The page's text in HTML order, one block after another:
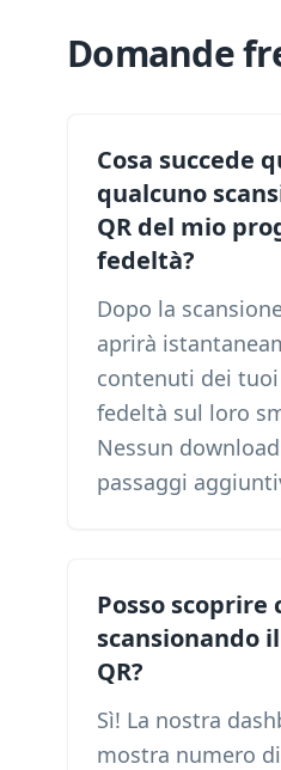
Domande
Cosa succede
qualcuno
QR del mio
fedeltà?
Dopo la
aprirà
contenuti dei
fedeltà sul loro
Nessun
passaggi
Posso scoprire
scansionando
QR?
Sì! La nostra
mostra numero